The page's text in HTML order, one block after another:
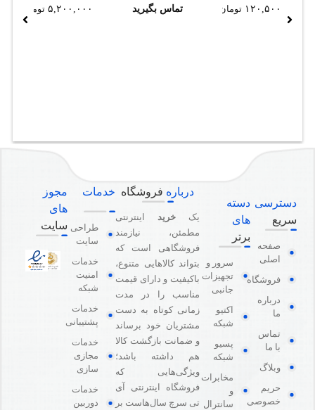
۱۲۰,۵۰۰ تومان
تماس بگیرید
۵,۲۰۰,۰۰۰ تومان
دسترسی
سریع
صفحه
اصلی
فروشگاه
درباره
ما
تماس
با ما
وبلاگ
حریم
خصوصی
دسته
های
برتر
سرور و
تجهیزات
جانبی
اکتیو
شبکه
پسیو
شبکه
مخابرات
و
سانترال
درباره فروشگاه
یک خریداینترنتی
مطمئن، نیازمند
فروشگاهی است که
بتواند کالاهایی متنوع،
باکیفیت و دارای قیمت
مناسب را در مدت
زمانی کوتاه به دست
مشتریان خود برساند
و ضمانت بازگشت کالا
هم داشته باشد؛
ویژگی‌هایی که
فروشگاه اینترنتی آی
تی سرچ سال‌هاست بر
خدمات
طراحی
سایت
خدمات
امنیت
شبکه
خدمات
پشتیبانی
خدمات
مجازی
سازی
خدمات
دوربین
مجوز
های
سایت